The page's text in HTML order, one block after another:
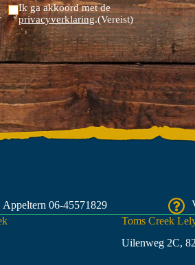
Ik ga akkoord met de
privacyverklaring.(Vereist)
Appeltern 06-45571829
Toms Creek
Uilenweg 2C,